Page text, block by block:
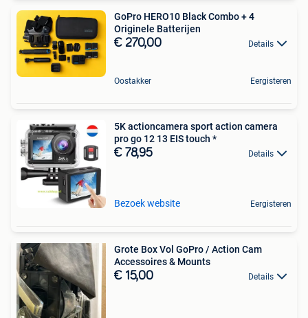
GoPro HERO10 Black Combo + 4
Originele Batterijen
€ 270,00 Details
Oostakker Eergisteren
5K actioncamera sport action camera
pro go 12 13 EIS touch *
€ 78,95 Details
Bezoek website Eergisteren
Grote Box Vol GoPro / Action Cam
Accessoires & Mounts
€ 15,00 Details